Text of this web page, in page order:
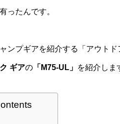
ったんです。
ンプギアを紹介する「アウトド
ギアの 「M75-UL」 を紹介しま